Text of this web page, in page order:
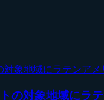
の対象地域にラ